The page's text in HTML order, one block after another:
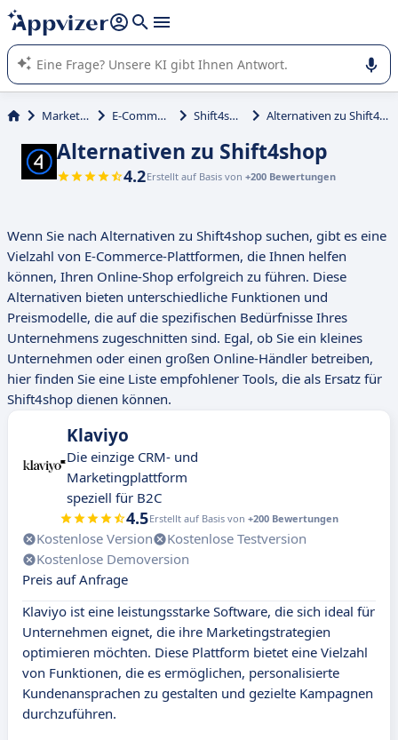
beantworten (mehrere Zeilen mit
Die KI von Appvizer führt Sie bei der Nutzung oder Auswahl
von SaaS-Software in Unternehmen.
Marketing E-Commerce Shift4shop Alternativen zu Shift4shop
Alternativen zu Shift4shop
4.2Erstellt auf Basis von +200 Bewertungen
Wenn Sie nach Alternativen zu Shift4shop suchen, gibt es eine
Vielzahl von E-Commerce-Plattformen, die Ihnen helfen
können, Ihren Online-Shop erfolgreich zu führen. Diese
Alternativen bieten unterschiedliche Funktionen und
Preismodelle, die auf die spezifischen Bedürfnisse Ihres
Unternehmens zugeschnitten sind. Egal, ob Sie ein kleines
Unternehmen oder einen großen Online-Händler betreiben,
hier finden Sie eine Liste empfohlener Tools, die als Ersatz für
Shift4shop dienen können.
Klaviyo
Die einzige CRM- und
Marketingplattform
speziell für B2C
4.5Erstellt auf Basis von +200 Bewertungen
Kostenlose Version
Kostenlose Testversion
Kostenlose Demoversion
Preis auf Anfrage
Klaviyo ist eine leistungsstarke Software, die sich ideal für
Unternehmen eignet, die ihre Marketingstrategien
optimieren möchten. Diese Plattform bietet eine Vielzahl
von Funktionen, die es ermöglichen, personalisierte
Kundenansprachen zu gestalten und gezielte Kampagnen
durchzuführen.